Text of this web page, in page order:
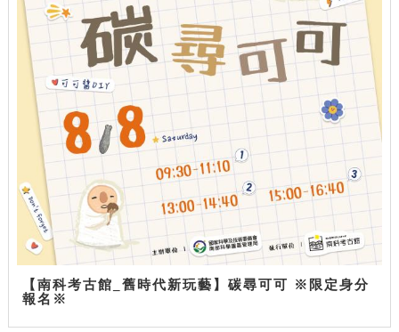
【南科考古館_舊時代新玩藝】碳尋可可 ※限定身分
報名※